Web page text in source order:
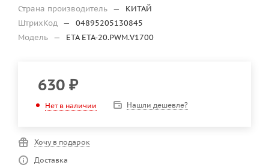
Страна производитель —
КИТАЙ
ШтрихКод —
04895205130845
Модель — ETA ETA-20.PWM.V1700
630 ₽
Нет в наличии Нашли дешевле?
Хочу в подарок
Доставка